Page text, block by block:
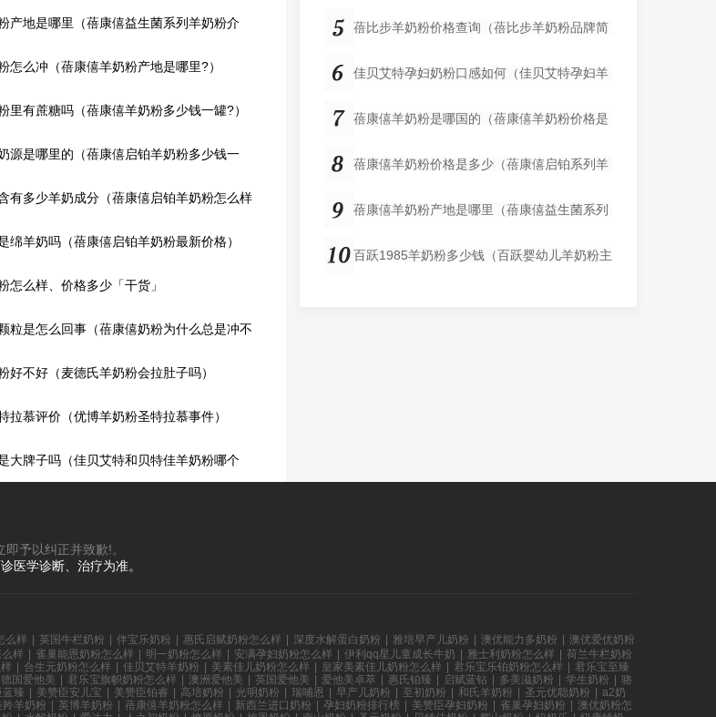
产地是哪里（蓓康僖益生菌系列羊奶粉介
怎么冲（蓓康僖羊奶粉产地是哪里?）
里有蔗糖吗（蓓康僖羊奶粉多少钱一罐?）
源是哪里的（蓓康僖启铂羊奶粉多少钱一
有多少羊奶成分（蓓康僖启铂羊奶粉怎么样
绵羊奶吗（蓓康僖启铂羊奶粉最新价格）
怎么样、价格多少「干货」
粒是怎么回事（蓓康僖奶粉为什么总是冲不
好不好（麦德氏羊奶粉会拉肚子吗）
拉慕评价（优博羊奶粉圣特拉慕事件）
大牌子吗（佳贝艾特和贝特佳羊奶粉哪个
蓓比步羊奶粉价格查询（蓓比步羊奶粉品牌简
佳贝艾特孕妇奶粉口感如何（佳贝艾特孕妇羊
蓓康僖羊奶粉是哪国的（蓓康僖羊奶粉价格是
蓓康僖羊奶粉价格是多少（蓓康僖启铂系列羊
蓓康僖羊奶粉产地是哪里（蓓康僖益生菌系列
百跃1985羊奶粉多少钱（百跃婴幼儿羊奶粉主
予以纠正并致歉!。
医学诊断、治疗为准。
么样 英国牛栏奶粉 伴宝乐奶粉 惠氏启赋奶粉怎么样 深度水解蛋白奶粉 雅培早产儿奶粉 澳优能力多奶粉
澳优爱优奶粉
样 雀巢能恩奶粉怎么样 明一奶粉怎么样 安满孕妇奶粉怎么样 伊利qq星儿童成长牛奶 雅士利奶粉怎么样
荷兰牛栏奶粉
合生元奶粉怎么样 佳贝艾特羊奶粉 美素佳儿奶粉怎么样 皇家美素佳儿奶粉怎么样 君乐宝乐铂奶粉怎么样
君乐宝至臻
德国爱他美 君乐宝旗帜奶粉怎么样 澳洲爱他美 英国爱他美 爱他美卓萃 惠氏铂臻 启赋蓝钻 多美滋奶粉 学生奶粉
骆
蓝臻 美赞臣安儿宝 美赞臣铂睿 高培奶粉 光明奶粉 瑞哺恩 早产儿奶粉 至初奶粉 和氏羊奶粉 圣元优聪奶粉
a2奶
羚羊奶粉 英博羊奶粉 蓓康僖羊奶粉怎么样 新西兰进口奶粉 孕妇奶粉排行榜 美赞臣孕妇奶粉 雀巢孕妇奶粉
澳优奶粉怎